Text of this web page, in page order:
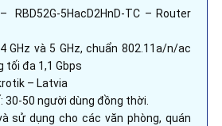
RBD52G-5HacD2HnD-TC – Router
GHz và 5 GHz, chuẩn 802.11a/n/ac
tối đa 1,1 Gbps
– Latvia
50 người dùng đồng thời.
sử dụng cho các văn phòng, quán